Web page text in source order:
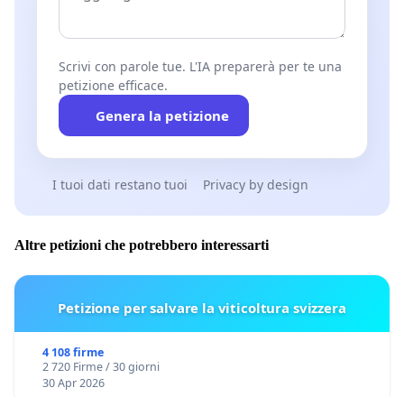
Scrivi con parole tue. L'IA preparerà per te una
petizione efficace.
Genera la petizione
I tuoi dati restano tuoi Privacy by design
Altre petizioni che potrebbero interessarti
Petizione per salvare la viticoltura svizzera
4 108 firme
2 720 Firme / 30 giorni
30 Apr 2026